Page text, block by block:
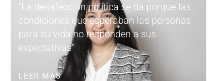
“La desafección política se da porque las
condiciones que esperaban las personas
para su vida no responden a sus
expectativas”
LEER MÁS